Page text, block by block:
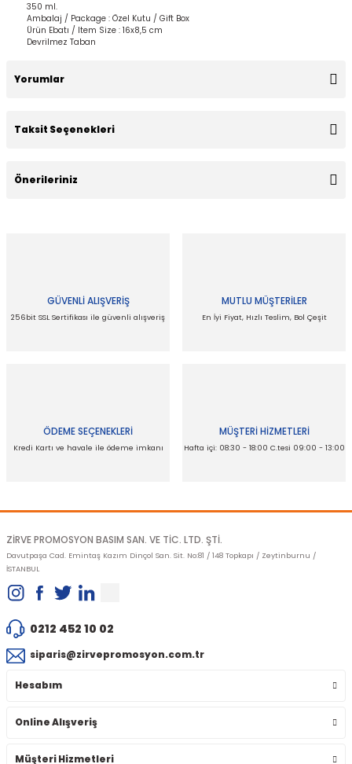
350 ml.
Ambalaj / Package : Özel Kutu / Gift Box
Ürün Ebatı / Item Size : 16x8,5 cm
Devrilmez Taban
Yorumlar
Taksit Seçenekleri
Önerileriniz
Ürün resmi kalitesiz, bozuk veya görüntülenemiyor.
GÜVENLİ ALIŞVERİŞ
256bit SSL Sertifikası ile güvenli alışveriş
MUTLU MÜŞTERİLER
En İyi Fiyat, Hızlı Teslim, Bol Çeşit
ÖDEME SEÇENEKLERİ
Kredi Kartı ve havale ile ödeme imkanı
MÜŞTERİ HİZMETLERİ
Hafta içi: 08:30 - 18:00 C.tesi 09:00 - 13:00
ZİRVE PROMOSYON BASIM SAN. VE TİC. LTD. ŞTİ.
Davutpaşa Cad. Emintaş Kazım Dinçol San. Sit. No:81 / 148 Topkapı / Zeytinburnu /
İSTANBUL
0212 452 10 02
siparis@zirvepromosyon.com.tr
Hesabım
Online Alışveriş
Müşteri Hizmetleri